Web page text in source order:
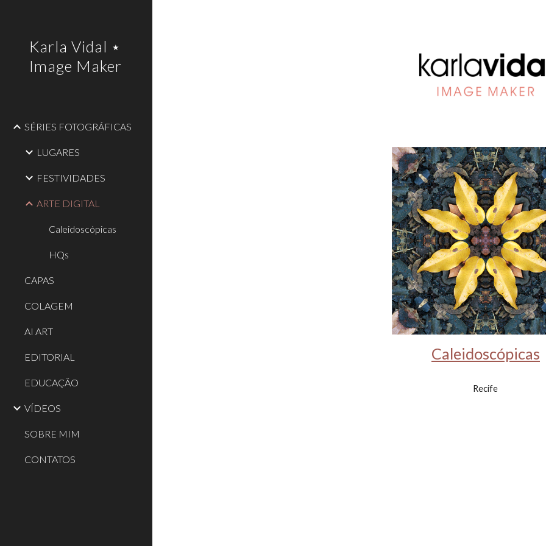
Karla Vidal ⋆
Image Maker
SÉRIES FOTOGRÁFICAS
LUGARES
FESTIVIDADES
ARTE DIGITAL
Caleidoscópicas
HQs
CAPAS
COLAGEM
AI ART
EDITORIAL
EDUCAÇÃO
VÍDEOS
SOBRE MIM
CONTATOS
Caleidoscópicas
Recife